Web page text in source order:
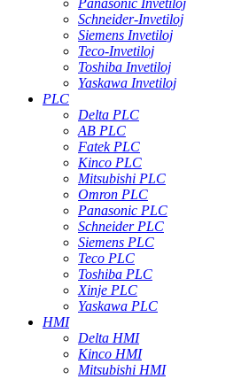
Schneider-Invetiloj
Siemens Invetiloj
Teco-Invetiloj
Toshiba Invetiloj
Yaskawa Invetiloj
PLC
Delta PLC
AB PLC
Fatek PLC
Kinco PLC
Mitsubishi PLC
Omron PLC
Panasonic PLC
Schneider PLC
Siemens PLC
Teco PLC
Toshiba PLC
Xinje PLC
Yaskawa PLC
HMI
Delta HMI
Kinco HMI
Mitsubishi HMI